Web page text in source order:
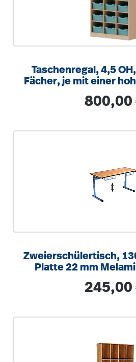
Taschenregal, 4,5
Fächer, je mit einer
Regulärer
800,00
Zweierschülertisch,
Platte 22 mm
Regulärer
245,00